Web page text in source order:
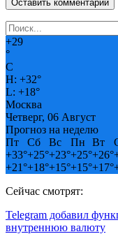
+29
°
C
H: +32°
L: +18°
Москва
Четверг, 06 Август
Прогноз на неделю
Пт
Сб Вс Пн Вт
+33°+25°+23°+25°+26°
+21°+18°+15°+15°+17°
Сейчас смотрят:
Telegram добавил
внутреннюю валюту